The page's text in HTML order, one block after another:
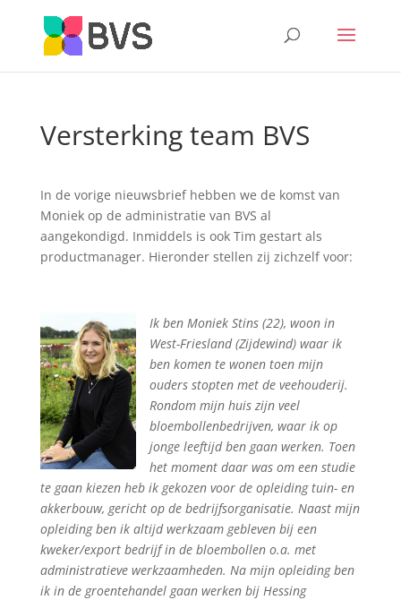
Versterking team BVS
In de vorige nieuwsbrief hebben we de komst van
Moniek op de administratie van BVS al
aangekondigd. Inmiddels is ook Tim gestart als
productmanager. Hieronder stellen zij zichzelf voor:
Ik ben Moniek Stins (22), woon in
West-Friesland (Zijdewind) waar ik
ben komen te wonen toen mijn
ouders stopten met de veehouderij.
Rondom mijn huis zijn veel
bloembollenbedrijven, waar ik op
jonge leeftijd ben gaan werken. Toen
het moment daar was om een studie
te gaan kiezen heb ik gekozen voor de opleiding tuin- en
akkerbouw, gericht op de bedrijfsorganisatie. Naast mijn
opleiding ben ik altijd werkzaam gebleven bij een
kweker/export bedrijf in de bloembollen o.a. met
administratieve werkzaamheden. Na mijn opleiding ben
ik in de groentehandel gaan werken bij Hessing